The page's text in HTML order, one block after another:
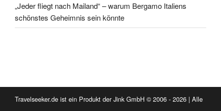
„Jeder fliegt nach Mailand“ – warum Bergamo Italiens
schönstes Geheimnis sein könnte
Travelseeker.de ist ein Produkt der Jink GmbH © 2006 - 2026 | Alle